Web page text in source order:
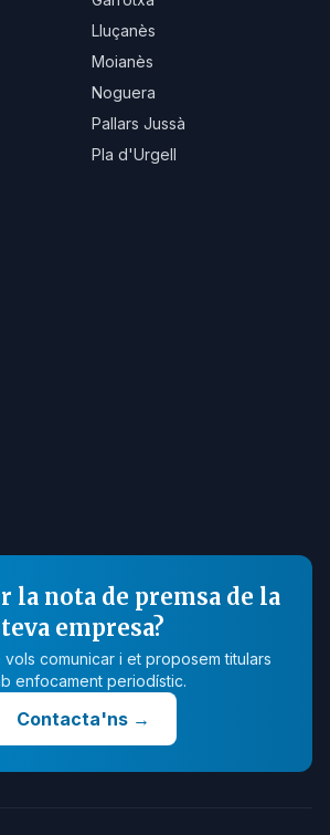
Lluçanès
Moianès
Noguera
Pallars Jussà
Pla d'Urgell
la nota de premsa de la
teva empresa?
comunicar i et proposem titulars
enfocament periodístic.
Contacta'ns→